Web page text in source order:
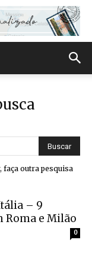
faça outra pesquisa
– 9
Roma e Milão
0